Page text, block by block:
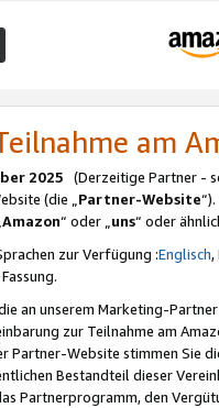
am
2025 (Derzeitige Partner -
(die „Partner-Website
Amazon“ oder „uns“ oder
zur Verfügung :Englisch,
an unserem Marketing-
zur Teilnahme am
Partner-Website stimmen Sie
Bestandteil dieser
Partnerprogramm, den